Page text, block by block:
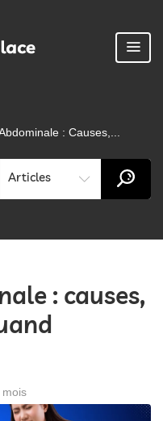
: Causes,...
Articles
: causes,
mois